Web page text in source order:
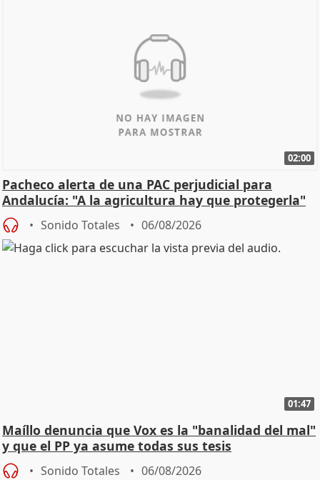
02:00
Pacheco alerta de una PAC perjudicial para
Andalucía: "A la agricultura hay que protegerla"
Sonido Totales 06/08/2026
01:47
Maíllo denuncia que Vox es la "banalidad del mal"
y que el PP ya asume todas sus tesis
Sonido Totales 06/08/2026